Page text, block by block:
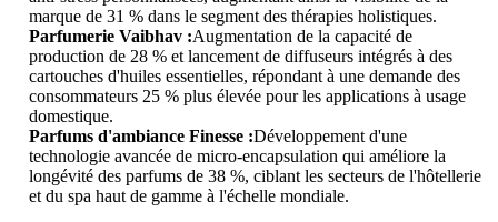
marque de 31 % dans le segment des thérapies holistiques.
Parfumerie Vaibhav :Augmentation de la capacité de
production de 28 % et lancement de diffuseurs intégrés à des
cartouches d'huiles essentielles, répondant à une demande des
consommateurs 25 % plus élevée pour les applications à usage
domestique.
Parfums d'ambiance Finesse :Développement d'une
technologie avancée de micro-encapsulation qui améliore la
longévité des parfums de 38 %, ciblant les secteurs de l'hôtellerie
et du spa haut de gamme à l'échelle mondiale.